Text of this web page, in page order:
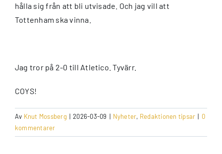
hålla sig från att bli utvisade. Och jag vill att
Tottenham ska vinna.
Jag tror på 2-0 till Atletico. Tyvärr.
COYS!
Av Knut Mossberg | 2026-03-09 | Nyheter, Redaktionen tipsar | 0
kommentarer